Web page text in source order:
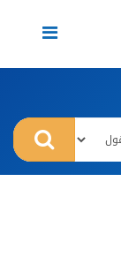
Toggle
navigation